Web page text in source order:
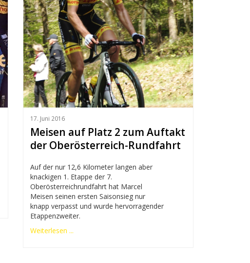
17. Juni 2016
Meisen auf Platz 2 zum Auftakt
der Oberösterreich-Rundfahrt
Auf der nur 12,6 Kilometer langen aber
knackigen 1. Etappe der 7.
Oberösterreichrundfahrt hat Marcel
Meisen seinen ersten Saisonsieg nur
knapp verpasst und wurde hervorragender
Etappenzweiter.
Weiterlesen ...